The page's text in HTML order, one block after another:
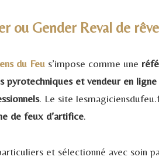
ou Gender Reval de rêve
du Feu s’impose comme une
pyrotechniques et vendeur en ligne
. Le site
de feux d’artifice.
et sélectionné avec soin